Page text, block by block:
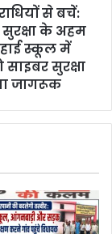
से बचें:
सुरक्षा के अहम
स्कूल में
साइबर सुरक्षा
जागरूक